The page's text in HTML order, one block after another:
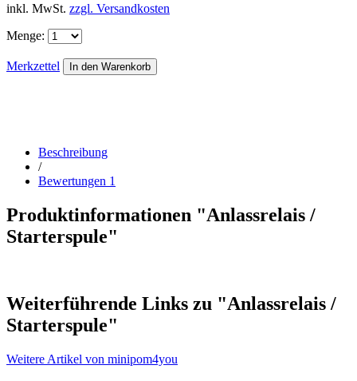
inkl. MwSt. zzgl. Versandkosten
Menge:
Merkzettel
Beschreibung
/
Bewertungen 1
Produktinformationen "Anlassrelais /
Starterspule"
Weiterführende Links zu "Anlassrelais /
Starterspule"
Weitere Artikel von minipom4you